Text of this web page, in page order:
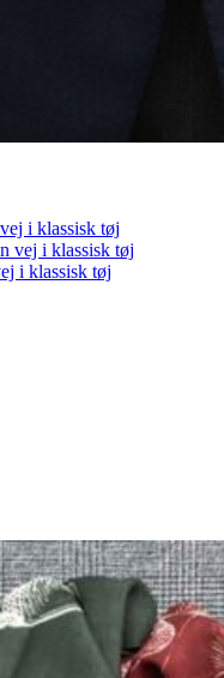
i klassisk tøj
vej i klassisk tøj
i klassisk tøj